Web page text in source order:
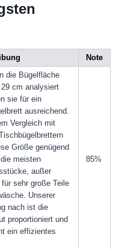
Note
die Bügelfläche
cm analysiert
sie für ein
ausreichend.
Vergleich mit
Größe genügend
meisten
außer
sehr große Teile
Unserer
nach ist die
proportioniert und
ein effizientes
85%